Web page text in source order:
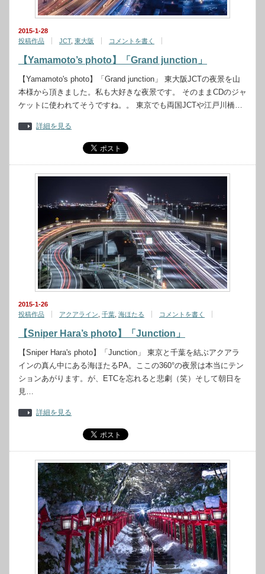
2015-1-28
投稿作品
JCT, 東大阪 コメントを書く
【Yamamoto’s photo】「Grand junction」
【Yamamoto's photo】「Grand junction」 東大阪JCTの夜景を山
本様から頂きました。私も大好きな夜景です。 そのままCDのジャ
ケットに使われてそうですね。。 東京でも両国JCTや江戸川橋…
詳細を見る
2015-1-26
投稿作品
アクアライン 千葉 海ほたる コメントを書く
【Sniper Hara’s photo】「Junction」
【Sniper Hara's photo】「Junction」 東京と千葉を結ぶアクアラ
インの真ん中にある海ほたるPA。ここの360°の夜景は本当にテン
ションあがります。が、ETCを忘れると悲劇（笑）そして朝日を
見…
詳細を見る